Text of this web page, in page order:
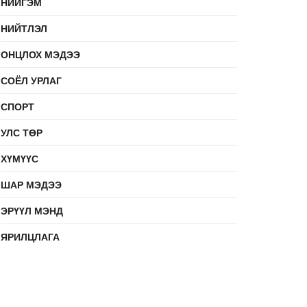
НИЙТЛЭЛ
ОНЦЛОХ МЭДЭЭ
СОЁЛ УРЛАГ
СПОРТ
УЛС ТӨР
ХҮМҮҮС
ШАР МЭДЭЭ
ЭРҮҮЛ МЭНД
ЯРИЛЦЛАГА